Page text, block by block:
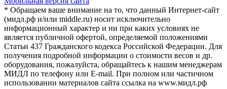
* Обращаем ваше внимание на то, что данный Интернет-сайт
(мидл.рф и/или middle.ru) носит исключительно
информационный характер и ни при каких условиях не
является публичной офертой, определяемой положениями
Статьи 437 Гражданского кодекса Российской Федерации. Для
получения подробной информации о стоимости весов и др.
оборудования, пожалуйста, обращайтесь к нашим менеджерам
МИДЛ по телефону или E-mail. При полном или частичном
использовании материалов сайта ссылка на www.мидл.рф